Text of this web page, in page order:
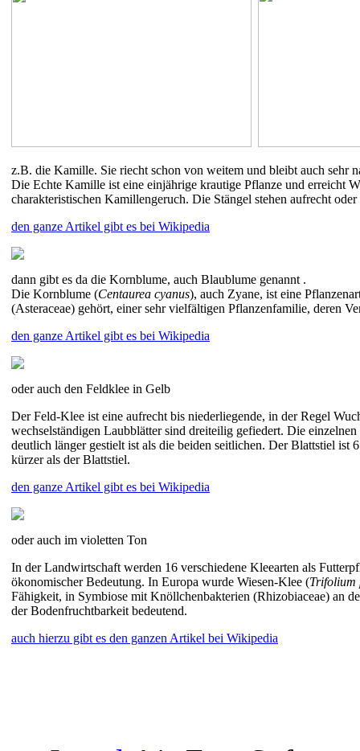
z.B. die Kamille. Sie riecht schon von weitem und bleibt auch sehr
Die Echte Kamille ist eine einjährige krautige Pflanze und erreicht
charakteristischen Kamillengeruch. Die Stängel stehen aufrecht
den ganze Artikel gibt es bei Wikipedia
dann gibt es da die Kornblume, auch Blaublume genannt .
Die Kornblume (Centaurea cyanus), auch Zyane, ist eine
(Asteraceae) gehört, einer sehr vielfältigen Pflanzenfamilie, deren
den ganze Artikel gibt es bei Wikipedia
oder auch den Feldklee in Gelb
Der Feld-Klee ist eine aufrecht bis niederliegende, in der Regel
wechselständigen Laubblätter sind dreiteilig gefiedert. Die
deutlich länger gestielt ist als die beiden seitlichen. Der Blattstiel ist
kürzer als der Blattstiel.
den ganze Artikel gibt es bei Wikipedia
oder auch im violetten Ton
In der Landwirtschaft werden 16 verschiedene Kleearten als
ökonomischer Bedeutung. In Europa wurde Wiesen-Klee (Trifolium
Fähigkeit, in Symbiose mit Knöllchenbakterien (Rhizobiaceae) an
der Bodenfruchtbarkeit bedeutend.
auch hierzu gibt es den ganzen Artikel bei Wikipedia